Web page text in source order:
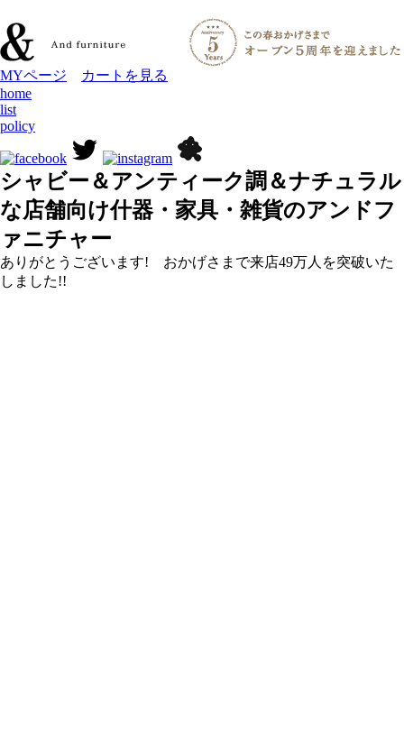
MYページ
カートを見る
home
list
policy
シャビー＆アンティーク調＆ナチュラル
な店舗向け什器・家具・雑貨のアンドフ
ァニチャー
ありがとうございます! おかげさまで来店49万人を突破いた
しました!!